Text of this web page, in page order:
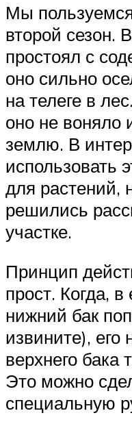
Мы
второй сезон.
простоял с
оно сильно
на телеге в
оно не воняло
землю. В
использовать
для растений,
решились
участке.
Принцип
прост. Когда,
нижний бак
извините), его
верхнего
Это можно
специальную